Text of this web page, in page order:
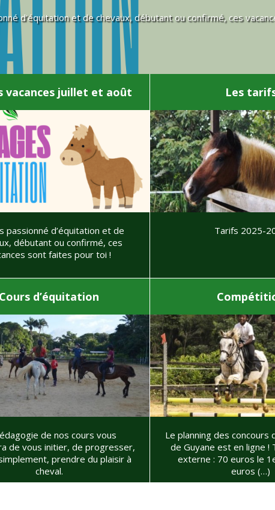
d’équitation et de chevaux, débutant ou confirmé, ces
vacances juillet et août
passionné d’équitation et de
débutant ou confirmé, ces
sont faites pour toi !
Les
Tarifs 2025-
Cours d’équitation
de nos cours vous
de vous initier, de progresser,
prendre du plaisir à
cheval.
Le planning des concours
de Guyane est en ligne ! Tarif concours
externe : 70 euros le
euros (…)